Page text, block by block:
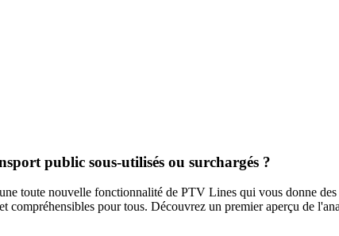
public sous-utilisés ou surchargés ?
toute nouvelle fonctionnalité de PTV Lines qui vous donne
compréhensibles pour tous. Découvrez un premier aperçu de